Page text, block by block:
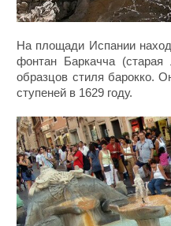
На площади Испании
фонтан Баркачча
образцов стиля барокко.
ступеней в 1629 году.